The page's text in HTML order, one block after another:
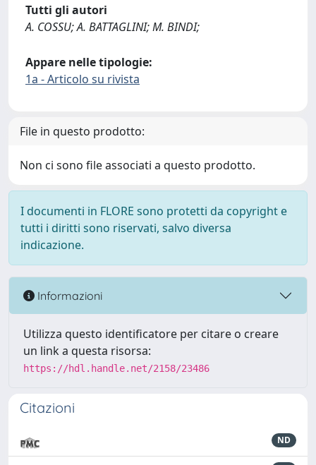
Tutti gli autori
A. COSSU; A. BATTAGLINI; M. BINDI;
Appare nelle tipologie:
1a - Articolo su rivista
File in questo prodotto:
Non ci sono file associati a questo prodotto.
I documenti in FLORE sono protetti da copyright e
tutti i diritti sono riservati, salvo diversa
indicazione.
Informazioni
Utilizza questo identificatore per citare o creare
un link a questa risorsa:
https://hdl.handle.net/2158/23486
Citazioni
ND